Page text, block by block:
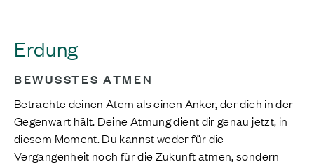
Erdung
BEWUSSTES ATMEN
Betrachte deinen Atem als einen Anker, der dich in der
Gegenwart hält. Deine Atmung dient dir genau jetzt, in
diesem Moment. Du kannst weder für die
Vergangenheit noch für die Zukunft atmen, sondern